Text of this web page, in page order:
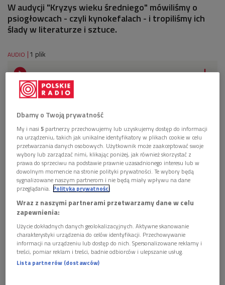
W audycji "Kryzys wieku średniego" mówiliśmy o
psiogłowcach - czyli kynokefalach - i tropiliśmy ich
ślady w literaturze i sztuce.
AUDIO 1 plik
 59'21 
Kynokefale. Skąd wzięli się ludzie o psich głowach?
Grafika według średniowiecznego rysunku przedstawiającego
psiogłowca Foto: wikimedia/domena publiczna
Dbamy o Twoją prywatność
My i nasi5 partnerzy przechowujemy lub uzyskujemy dostęp do informacji
na urządzeniu, takich jak unikalne identyfikatory w plikach cookie w celu
przetwarzania danych osobowych. Użytkownik może zaakceptować swoje
wybory lub zarządzać nimi, klikając poniżej, jak również skorzystać z
prawa do sprzeciwu na podstawie prawnie uzasadnionego interesu lub w
dowolnym momencie na stronie polityki prywatności. Te wybory będą
sygnalizowane naszym partnerom i nie będą miały wpływu na dane
przeglądania. Polityka prywatności
Wraz z naszymi partnerami przetwarzamy dane w celu
zapewnienia:
Użycie dokładnych danych geolokalizacyjnych. Aktywne skanowanie
charakterystyki urządzenia do celów identyfikacji. Przechowywanie
informacji na urządzeniu lub dostęp do nich. Spersonalizowane reklamy i
treści, pomiar reklam i treści, badnie odbiorców i ulepszanie usług.
Lista partnerów (dostawców)